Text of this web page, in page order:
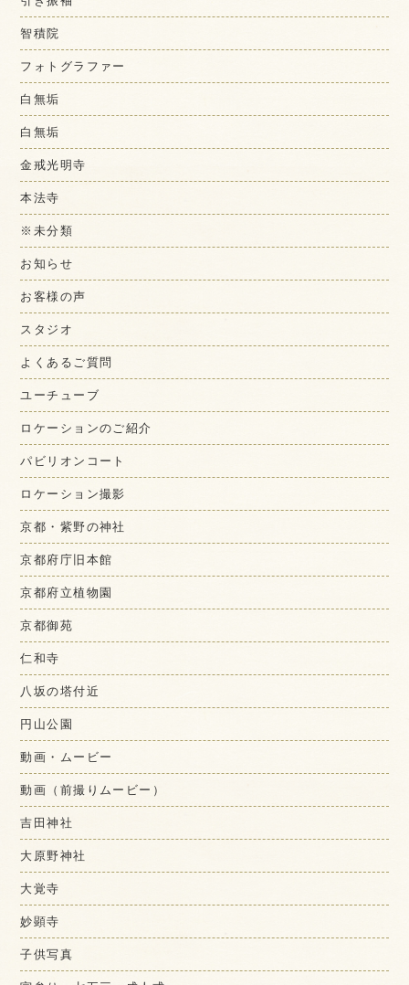
智積院
フォトグラファー
白無垢
白無垢
金戒光明寺
本法寺
※未分類
お知らせ
お客様の声
スタジオ
よくあるご質問
ユーチューブ
ロケーションのご紹介
パビリオンコート
ロケーション撮影
京都・紫野の神社
京都府庁旧本館
京都府立植物園
京都御苑
仁和寺
八坂の塔付近
円山公園
動画・ムービー
動画（前撮りムービー）
吉田神社
大原野神社
大覚寺
妙顕寺
子供写真